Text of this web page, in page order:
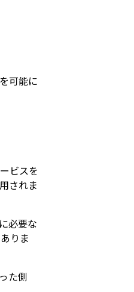
可能に
ビスを
されま
必要な
りま
た側